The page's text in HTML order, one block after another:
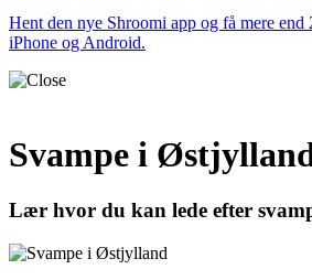
Hent den nye Shroomi app og få mere end
iPhone og Android.
Svampe i
Lær hvor du kan lede efter